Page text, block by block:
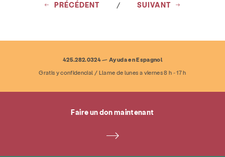
PRÉCÉDENT / SUIVANT
425.282.0324 — Ayuda en Espagnol
Gratis y confidencial / Llame de lunes a viernes 8 h - 17 h
Faire un don maintenant